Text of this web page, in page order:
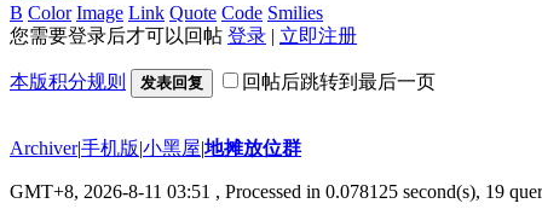
B Color Image Link Quote Code Smilies
您需要登录后才可以回帖 登录 | 立即注册
本版积分规则 发表回复 回帖后跳转到最后一页
Archiver|手机版|小黑屋|地摊放位群
GMT+8, 2026-8-11 03:51 , Processed in 0.078125 second(s), 19